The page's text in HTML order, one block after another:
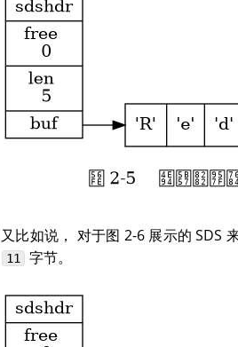
又比如说， 对于图 2-6 展示的 SDS
11 字节。